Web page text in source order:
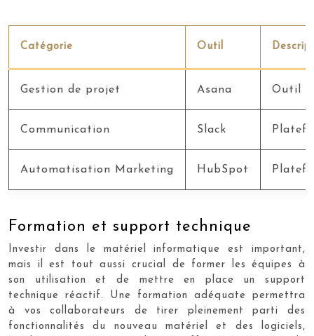
Catégorie Outil
Gestion de projet Asana Outil
Communication Slack
Automatisation Marketing HubSpot
Formation et support technique
Investir dans le matériel informatique est important,
mais il est tout aussi crucial de former les équipes à
son utilisation et de mettre en place un support
technique réactif. Une formation adéquate permettra
à vos collaborateurs de tirer pleinement parti des
fonctionnalités du nouveau matériel et des logiciels,